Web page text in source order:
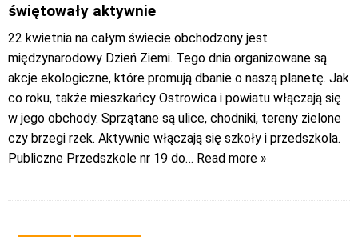
świętowały aktywnie
22 kwietnia na całym świecie obchodzony jest
międzynarodowy Dzień Ziemi. Tego dnia organizowane są
akcje ekologiczne, które promują dbanie o naszą planetę. Jak
co roku, także mieszkańcy Ostrowica i powiatu włączają się
w jego obchody. Sprzątane są ulice, chodniki, tereny zielone
czy brzegi rzek. Aktywnie włączają się szkoły i przedszkola.
Publiczne Przedszkole nr 19 do… Read more »